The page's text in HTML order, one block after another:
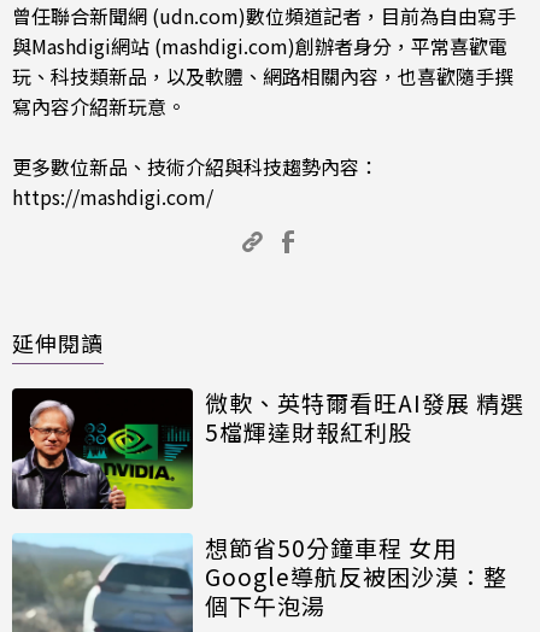
曾任聯合新聞網 (udn.com)數位頻道記者，目前為自由寫手
與Mashdigi網站 (mashdigi.com)創辦者身分，平常喜歡電
玩、科技類新品，以及軟體、網路相關內容，也喜歡隨手撰
寫內容介紹新玩意。
更多數位新品、技術介紹與科技趨勢內容：
https://mashdigi.com/
延伸閱讀
微軟、英特爾看旺AI發展 精選
5檔輝達財報紅利股
想節省50分鐘車程 女用
Google導航反被困沙漠：整
個下午泡湯